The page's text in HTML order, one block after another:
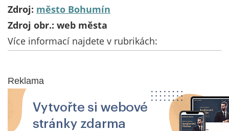
Zdroj: město Bohumín
Zdroj obr.: web města
Více informací najdete v rubrikách:
Reklama